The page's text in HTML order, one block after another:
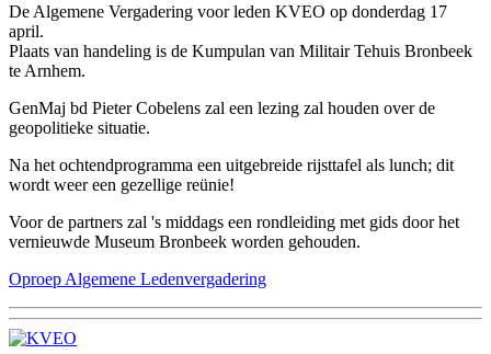
De Algemene Vergadering voor leden KVEO op donderdag 17
april.
Plaats van handeling is de Kumpulan van Militair Tehuis Bronbeek
te Arnhem.
GenMaj bd Pieter Cobelens zal een lezing zal houden over de
geopolitieke situatie.
Na het ochtendprogramma een uitgebreide rijsttafel als lunch; dit
wordt weer een gezellige reünie!
Voor de partners zal 's middags een rondleiding met gids door het
vernieuwde Museum Bronbeek worden gehouden.
Oproep Algemene Ledenvergadering